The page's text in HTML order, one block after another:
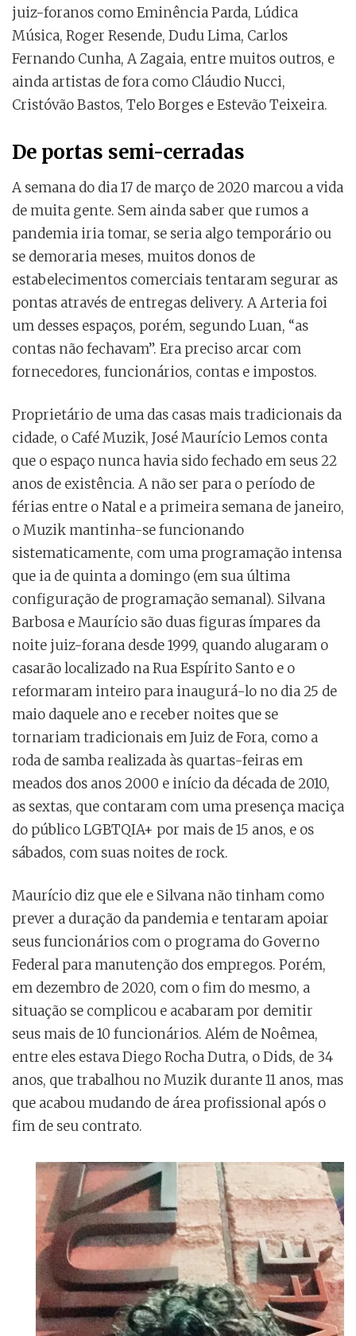
juiz-foranos como Eminência Parda, Lúdica
Música, Roger Resende, Dudu Lima, Carlos
Fernando Cunha, A Zagaia, entre muitos outros, e
ainda artistas de fora como Cláudio Nucci,
Cristóvão Bastos, Telo Borges e Estevão Teixeira.
De portas semi-cerradas
A semana do dia 17 de março de 2020 marcou a vida
de muita gente. Sem ainda saber que rumos a
pandemia iria tomar, se seria algo temporário ou
se demoraria meses, muitos donos de
estabelecimentos comerciais tentaram segurar as
pontas através de entregas delivery. A Arteria foi
um desses espaços, porém, segundo Luan, “as
contas não fechavam”. Era preciso arcar com
fornecedores, funcionários, contas e impostos.
Proprietário de uma das casas mais tradicionais da
cidade, o Café Muzik, José Maurício Lemos conta
que o espaço nunca havia sido fechado em seus 22
anos de existência. A não ser para o período de
férias entre o Natal e a primeira semana de janeiro,
o Muzik mantinha-se funcionando
sistematicamente, com uma programação intensa
que ia de quinta a domingo (em sua última
configuração de programação semanal). Silvana
Barbosa e Maurício são duas figuras ímpares da
noite juiz-forana desde 1999, quando alugaram o
casarão localizado na Rua Espírito Santo e o
reformaram inteiro para inaugurá-lo no dia 25 de
maio daquele ano e receber noites que se
tornariam tradicionais em Juiz de Fora, como a
roda de samba realizada às quartas-feiras em
meados dos anos 2000 e início da década de 2010,
as sextas, que contaram com uma presença maciça
do público LGBTQIA+ por mais de 15 anos, e os
sábados, com suas noites de rock.
Maurício diz que ele e Silvana não tinham como
prever a duração da pandemia e tentaram apoiar
seus funcionários com o programa do Governo
Federal para manutenção dos empregos. Porém,
em dezembro de 2020, com o fim do mesmo, a
situação se complicou e acabaram por demitir
seus mais de 10 funcionários. Além de Noêmea,
entre eles estava Diego Rocha Dutra, o Dids, de 34
anos, que trabalhou no Muzik durante 11 anos, mas
que acabou mudando de área profissional após o
fim de seu contrato.